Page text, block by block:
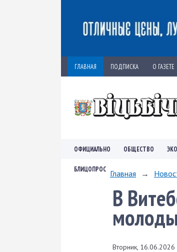
ГЛАВНАЯ ПОДПИСКА О ГАЗЕТЕ
ОФИЦИАЛЬНО ОБЩЕСТВО
БЛИЦОПРОС Главная →
В
Вторник, 16.06.2026